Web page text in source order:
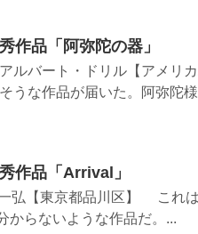
作品「阿弥陀の器」
ルバート・ドリル【アメリ
な作品が届いた。阿弥陀
作品「Arrival」
弘【東京都品川区】 これ
からないような作品だ。...